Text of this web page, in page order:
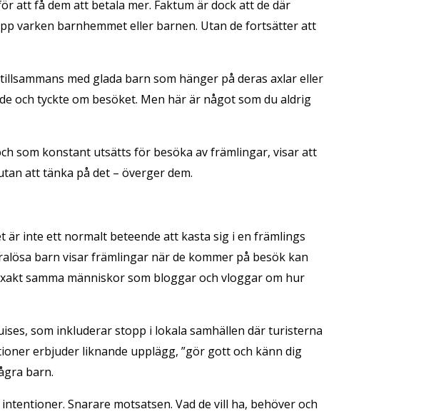
att få dem att betala mer. Faktum är dock att de där
varken barnhemmet eller barnen. Utan de fortsätter att
med glada barn som hänger på deras axlar eller
och tyckte om besöket. Men här är något som du aldrig
som konstant utsätts för besöka av främlingar, visar att
att tänka på det – överger dem.
inte ett normalt beteende att kasta sig i en främlings
barn visar främlingar när de kommer på besök kan
samma människor som bloggar och vloggar om hur
som inkluderar stopp i lokala samhällen där turisterna
erbjuder liknande upplägg, ”gör gott och känn dig
barn.
Snarare motsatsen. Vad de vill ha, behöver och